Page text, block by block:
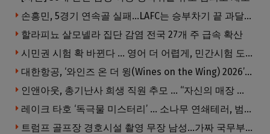
손흥민, 5경기 연속골 실패…LAFC는 승부차기 끝 과달라하라 격파
할라피뇨 살모넬라 집단 감염 전국 27개 주 급속 확산
시민권 시험 확 바뀐다 … 영어 더 어렵게, 민간시험 도입 추진
대한항공, ‘와인즈 온 더 윙(Wines on the Wing) 2026’ 5개 부문 수상
인앤아웃, 총기난사 희생 직원 추모 … “자신의 매장 운영이 꿈이었다”
레이크 타호 ‘독극물 미스터리’ … 소나무 연쇄테러, 범인 오리무중
트럼프 골프장 경호시설 촬영 무장 남성…가짜 국무부 직원 행세까지